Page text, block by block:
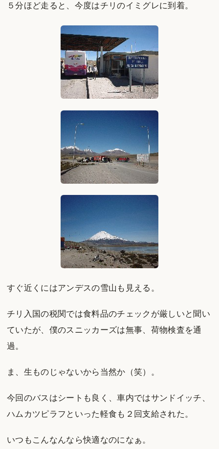
５分ほど走ると、今度はチリのイミグレに到着。
すぐ近くにはアンデスの雪山も見える。
チリ入国の税関では食料品のチェックが厳しいと聞い
ていたが、僕のスニッカーズは無事、荷物検査を通
過。
ま、生ものじゃないから当然か（笑）。
今回のバスはシートも良く、車内ではサンドイッチ、
ハムカツピラフといった軽食も２回支給された。
いつもこんなんなら快適なのになぁ。